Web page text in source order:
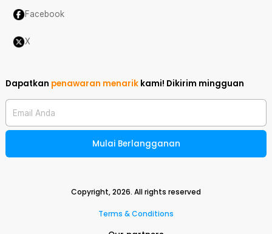
Facebook
X
Dapatkan penawaran menarik kami! Dikirim mingguan
Email Anda
Mulai Berlangganan
Copyright,2026. All rights reserved
Terms & Conditions